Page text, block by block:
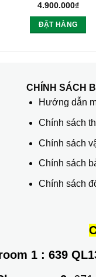
4.900.000₫
ĐẶT HÀNG
CHÍNH SÁCH
Hướng dẫn
Chính sách
Chính sách
Chính sách
Chính sách
1 : 639